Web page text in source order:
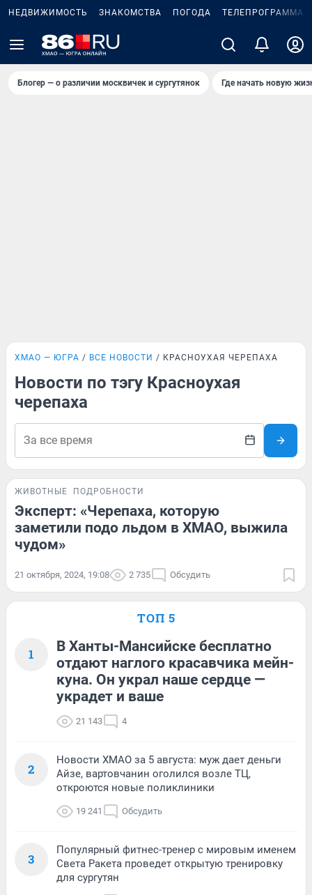
НЕДВИЖИМОСТЬ ЗНАКОМСТВА ПОГОДА ТЕЛЕПРОГРАММА
Блогер — о различии москвичек и сургутянок Где начать новую
ХМАО — ЮГРА ВСЕ НОВОСТИ КРАСНОУХАЯ ЧЕРЕПАХА
Новости по тэгу Красноухая
черепаха
ЖИВОТНЫЕ ПОДРОБНОСТИ
Эксперт: «Черепаха, которую
заметили подо льдом в ХМАО, выжила
чудом»
21 октября, 2024, 19:08 2 735 Обсудить
ТОП 5
1
В Ханты-Мансийске бесплатно
отдают наглого красавчика мейн-
куна. Он украл наше сердце —
украдет и ваше
21 143 4
2
Новости ХМАО за 5 августа: муж дает деньги
Айзе, вартовчанин оголился возле ТЦ,
откроются новые поликлиники
19 241 Обсудить
3
Популярный фитнес-тренер с мировым именем
Света Ракета проведет открытую тренировку
для сургутян